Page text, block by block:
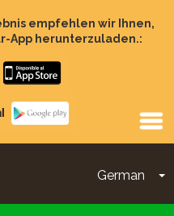
empfehlen wir Ihnen,
App herunterzuladen.:
German
Main